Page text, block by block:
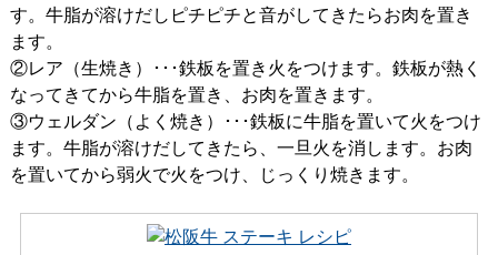
す。牛脂が溶けだしピチピチと音がしてきたらお肉を置き
ます。
②レア（生焼き）･･･鉄板を置き火をつけます。鉄板が熱く
なってきてから牛脂を置き、お肉を置きます。
③ウェルダン（よく焼き）･･･鉄板に牛脂を置いて火をつけ
ます。牛脂が溶けだしてきたら、一旦火を消します。お肉
を置いてから弱火で火をつけ、じっくり焼きます。